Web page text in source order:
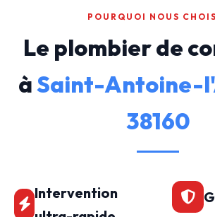
POURQUOI NOUS
Le plombier de
àSaint-Antoine-
38160
Intervention